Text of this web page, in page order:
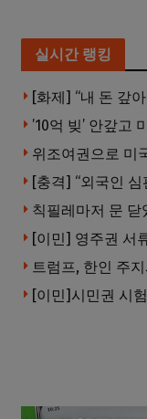
실시간 랭킹